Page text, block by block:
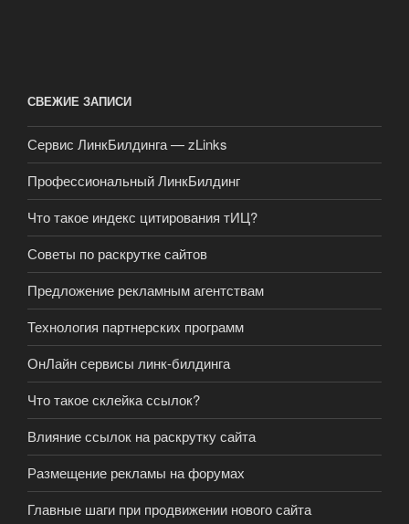
СВЕЖИЕ ЗАПИСИ
Сервис ЛинкБилдинга — zLinks
Профессиональный ЛинкБилдинг
Что такое индекс цитирования тИЦ?
Советы по раскрутке сайтов
Предложение рекламным агентствам
Технология партнерских программ
ОнЛайн сервисы линк-билдинга
Что такое склейка ссылок?
Влияние ссылок на раскрутку сайта
Размещение рекламы на форумах
Главные шаги при продвижении нового сайта